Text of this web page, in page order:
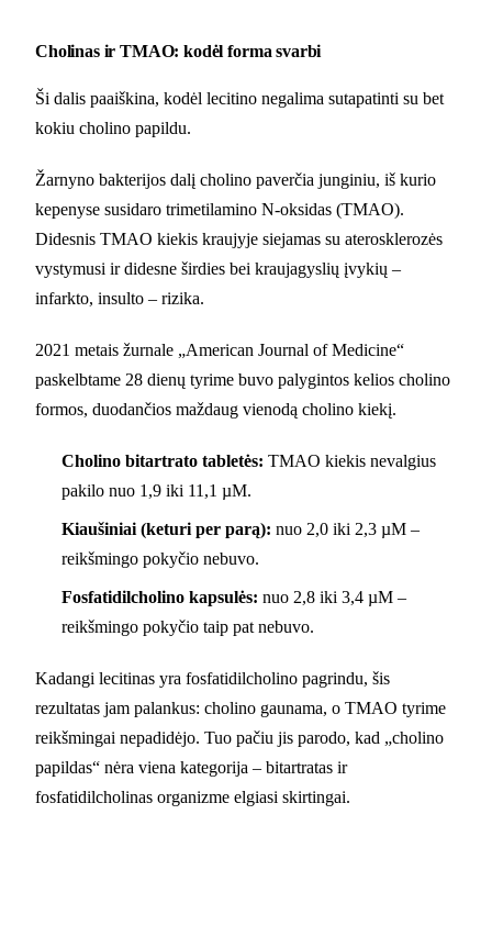
Cholinas ir TMAO: kodėl forma svarbi
Ši dalis paaiškina, kodėl lecitino negalima sutapatinti su bet
kokiu cholino papildu.
Žarnyno bakterijos dalį cholino paverčia junginiu, iš kurio
kepenyse susidaro trimetilamino N-oksidas (TMAO).
Didesnis TMAO kiekis kraujyje siejamas su aterosklerozės
vystymusi ir didesne širdies bei kraujagyslių įvykių –
infarkto, insulto – rizika.
2021 metais žurnale „American Journal of Medicine“
paskelbtame 28 dienų tyrime buvo palygintos kelios cholino
formos, duodančios maždaug vienodą cholino kiekį.
Cholino bitartrato tabletės: TMAO kiekis nevalgius
pakilo nuo 1,9 iki 11,1 µM.
Kiaušiniai (keturi per parą): nuo 2,0 iki 2,3 µM –
reikšmingo pokyčio nebuvo.
Fosfatidilcholino kapsulės: nuo 2,8 iki 3,4 µM –
reikšmingo pokyčio taip pat nebuvo.
Kadangi lecitinas yra fosfatidilcholino pagrindu, šis
rezultatas jam palankus: cholino gaunama, o TMAO tyrime
reikšmingai nepadidėjo. Tuo pačiu jis parodo, kad „cholino
papildas“ nėra viena kategorija – bitartratas ir
fosfatidilcholinas organizme elgiasi skirtingai.